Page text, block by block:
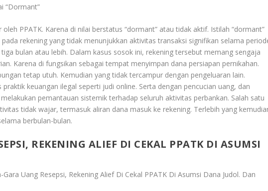
“Dormant”
PPATK. Karena di nilai berstatus “dormant” atau tidak aktif. Istilah “dormant”
rekening yang tidak menunjukkan aktivitas transaksi signifikan selama
bulan atau lebih. Dalam kasus sosok ini, rekening tersebut memang sengaja
Karena di fungsikan sebagai tempat menyimpan dana persiapan pernikahan.
tetap utuh. Kemudian yang tidak tercampur dengan pengeluaran lain.
keuangan ilegal seperti judi online. Serta dengan pencucian uang, dan
pemantauan sistemik terhadap seluruh aktivitas perbankan. Salah satu
tidak wajar, termasuk aliran dana masuk ke rekening. Terlebih yang
berbulan-bulan.
REKENING ALIEF DI CEKAL PPATK DI ASUMSI
Gara Uang Resepsi, Rekening Alief Di Cekal PPATK Di Asumsi Dana Judol. Dan